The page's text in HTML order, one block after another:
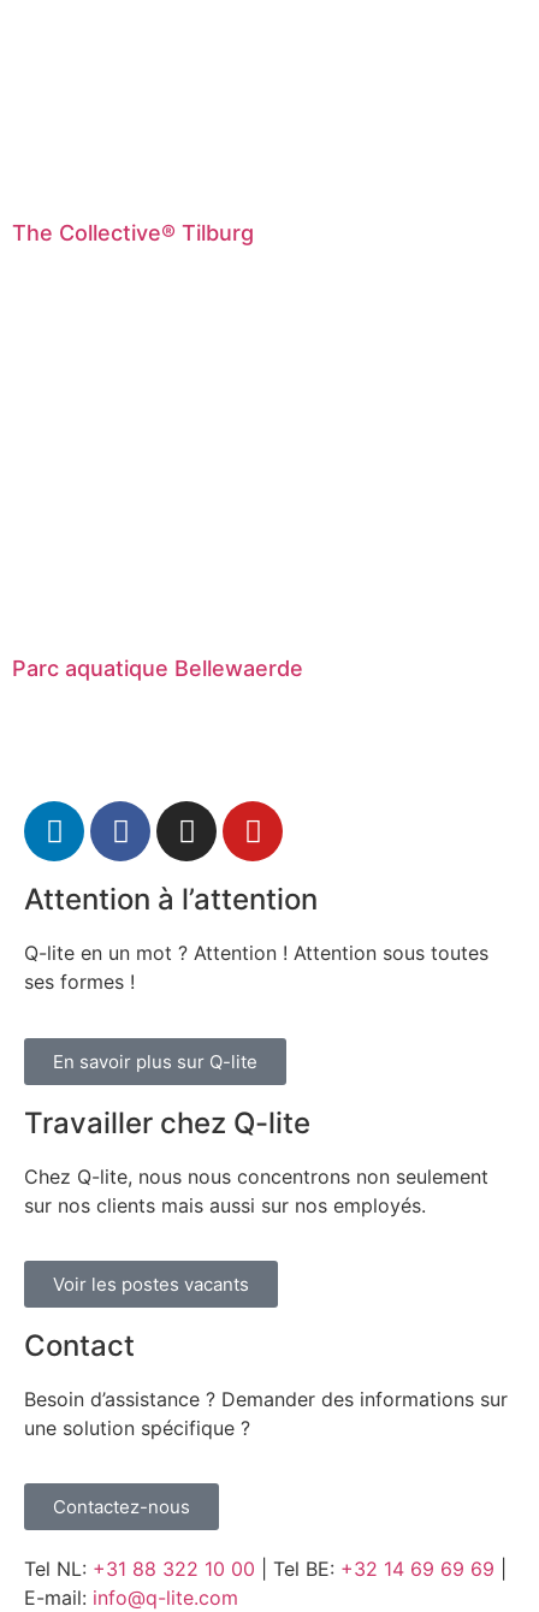
The Collective® Tilburg
Parc aquatique Bellewaerde
Attention à l’attention
Q-lite en un mot ? Attention ! Attention sous toutes
ses formes !
En savoir plus sur Q-lite
Travailler chez Q-lite
Chez Q-lite, nous nous concentrons non seulement
sur nos clients mais aussi sur nos employés.
Voir les postes vacants
Contact
Besoin d’assistance ? Demander des informations sur
une solution spécifique ?
Contactez-nous
Tel NL: +31 88 322 10 00 | Tel BE: +32 14 69 69 69
E-mail: info@q-lite.com